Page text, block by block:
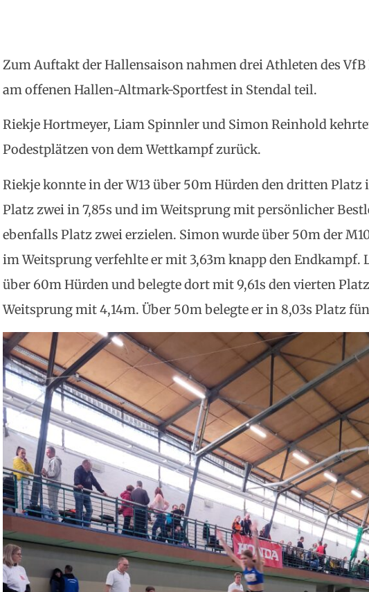
Zum Auftakt der Hallensaison nahmen drei Athleten des VfB
am offenen Hallen-Altmark-Sportfest in Stendal teil.
Riekje Hortmeyer, Liam Spinnler und Simon Reinhold
Podestplätzen von dem Wettkampf zurück.
Riekje konnte in der W13 über 50m Hürden den dritten Platz
Platz zwei in 7,85s und im Weitsprung mit persönlicher
ebenfalls Platz zwei erzielen. Simon wurde über 50m der
im Weitsprung verfehlte er mit 3,63m knapp den Endkampf.
über 60m Hürden und belegte dort mit 9,61s den vierten
Weitsprung mit 4,14m. Über 50m belegte er in 8,03s Platz